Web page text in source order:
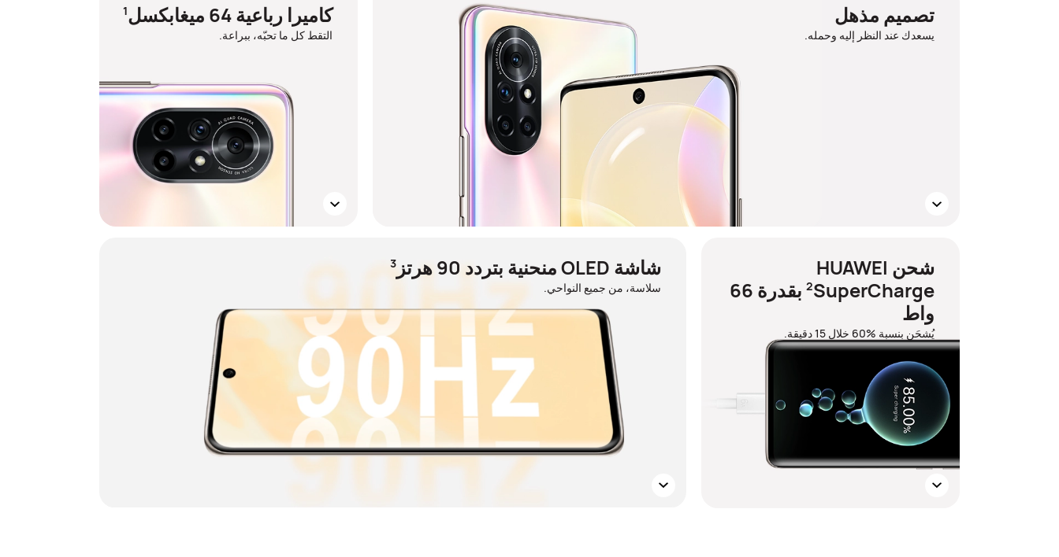
تصميم مذهل
يسعدك عند النظر إليه وحمله.
كاميرا رباعية 64 ميغابكسل
1
التقط كل ما تحبّه، ببراعة.
شحن ‏HUAWEI
SuperCharge‏
2
بقدرة 66
واط
يُشحَن بنسبة %60 خلال 15 دقيقة.
شاشة OLED منحنية بتردد 90 هرتز
3
سلاسة، من جميع النواحي.